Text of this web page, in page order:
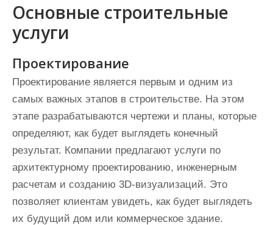
Основные строительные
услуги
Проектирование
Проектирование является первым и одним из
самых важных этапов в строительстве. На этом
этапе разрабатываются чертежи и планы, которые
определяют, как будет выглядеть конечный
результат. Компании предлагают услуги по
архитектурному проектированию, инженерным
расчетам и созданию 3D-визуализаций. Это
позволяет клиентам увидеть, как будет выглядеть
их будущий дом или коммерческое здание.